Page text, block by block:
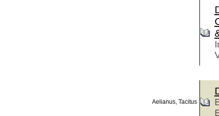
Aelianus, Tacitus